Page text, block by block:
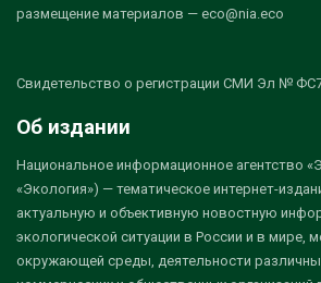
размещение материалов — eco@nia.eco
Свидетельство о регистрации СМИ Эл №
Об издании
Национальное информационное агентство
«Экология») — тематическое интернет-
актуальную и объективную новостную
экологической ситуации в России и в мире,
окружающей среды, деятельности